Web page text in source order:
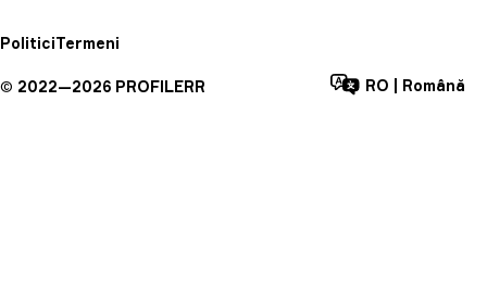
PoliticiTermeni
© 2022—2026 PROFILERR RO Română